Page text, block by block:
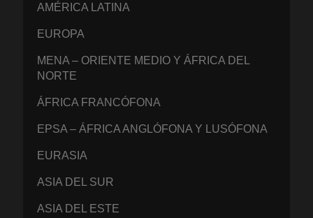
AMÉRICA LATINA
EUROPA
MENA – ORIENTE MEDIO Y ÁFRICA DEL
NORTE
ÁFRICA FRANCÓFONA
EPSA – ÁFRICA ANGLÓFONA Y LUSÓFONA
EURASIA
ASIA DEL SUR
ASIA DEL ESTE